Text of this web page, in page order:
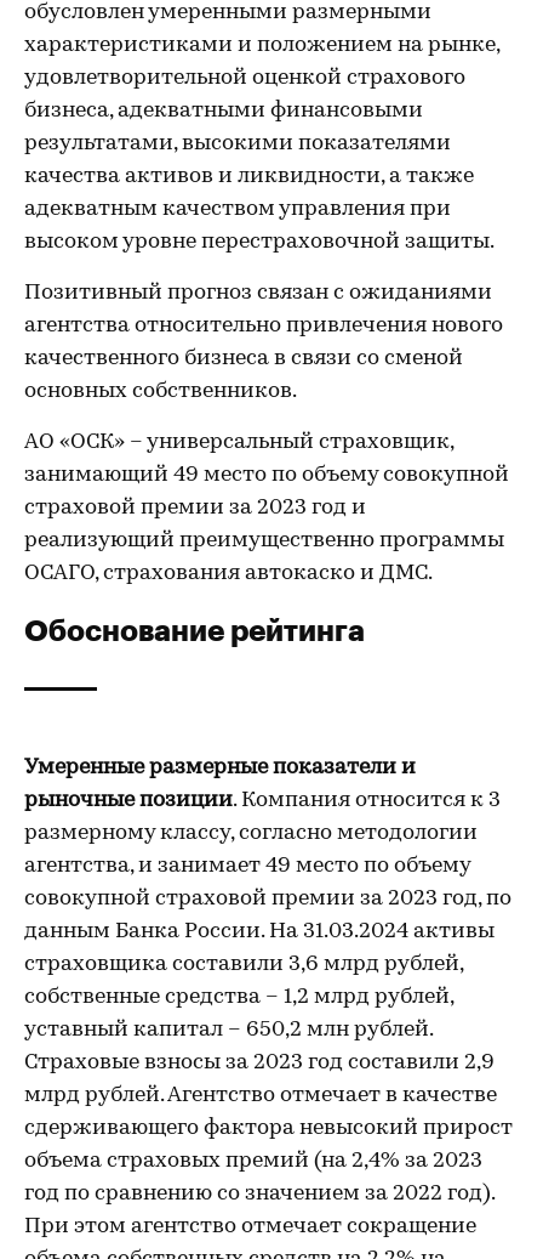
обусловлен умеренными размерными
характеристиками и положением на рынке,
удовлетворительной оценкой страхового
бизнеса, адекватными финансовыми
результатами, высокими показателями
качества активов и ликвидности, а также
адекватным качеством управления при
высоком уровне перестраховочной защиты.
Позитивный прогноз связан с ожиданиями
агентства относительно привлечения нового
качественного бизнеса в связи со сменой
основных собственников.
АО «ОСК» – универсальный страховщик,
занимающий 49 место по объему совокупной
страховой премии за 2023 год и
реализующий преимущественно программы
ОСАГО, страхования автокаско и ДМС.
Обоснование рейтинга
Умеренные размерные показатели и
рыночные позиции. Компания относится к 3
размерному классу, согласно методологии
агентства, и занимает 49 место по объему
совокупной страховой премии за 2023 год, по
данным Банка России. На 31.03.2024 активы
страховщика составили 3,6 млрд рублей,
собственные средства – 1,2 млрд рублей,
уставный капитал – 650,2 млн рублей.
Страховые взносы за 2023 год составили 2,9
млрд рублей. Агентство отмечает в качестве
сдерживающего фактора невысокий прирост
объема страховых премий (на 2,4% за 2023
год по сравнению со значением за 2022 год).
При этом агентство отмечает сокращение